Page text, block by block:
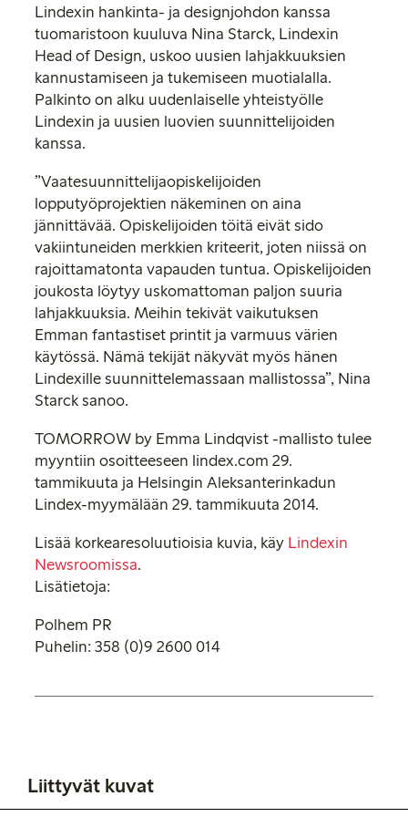
Lindexin hankinta- ja designjohdon kanssa
tuomaristoon kuuluva Nina Starck, Lindexin
Head of Design, uskoo uusien lahjakkuuksien
kannustamiseen ja tukemiseen muotialalla.
Palkinto on alku uudenlaiselle yhteistyölle
Lindexin ja uusien luovien suunnittelijoiden
kanssa.
”Vaatesuunnittelijaopiskelijoiden
lopputyöprojektien näkeminen on aina
jännittävää. Opiskelijoiden töitä eivät sido
vakiintuneiden merkkien kriteerit, joten niissä on
rajoittamatonta vapauden tuntua. Opiskelijoiden
joukosta löytyy uskomattoman paljon suuria
lahjakkuuksia. Meihin tekivät vaikutuksen
Emman fantastiset printit ja varmuus värien
käytössä. Nämä tekijät näkyvät myös hänen
Lindexille suunnittelemassaan mallistossa”, Nina
Starck sanoo.
TOMORROW by Emma Lindqvist -mallisto tulee
myyntiin osoitteeseen lindex.com 29.
tammikuuta ja Helsingin Aleksanterinkadun
Lindex-myymälään 29. tammikuuta 2014.
Lisää korkearesoluutioisia kuvia, käy Lindexin
Newsroomissa.
Lisätietoja:
Polhem PR
Puhelin: 358 (0)9 2600 014
Liittyvät kuvat